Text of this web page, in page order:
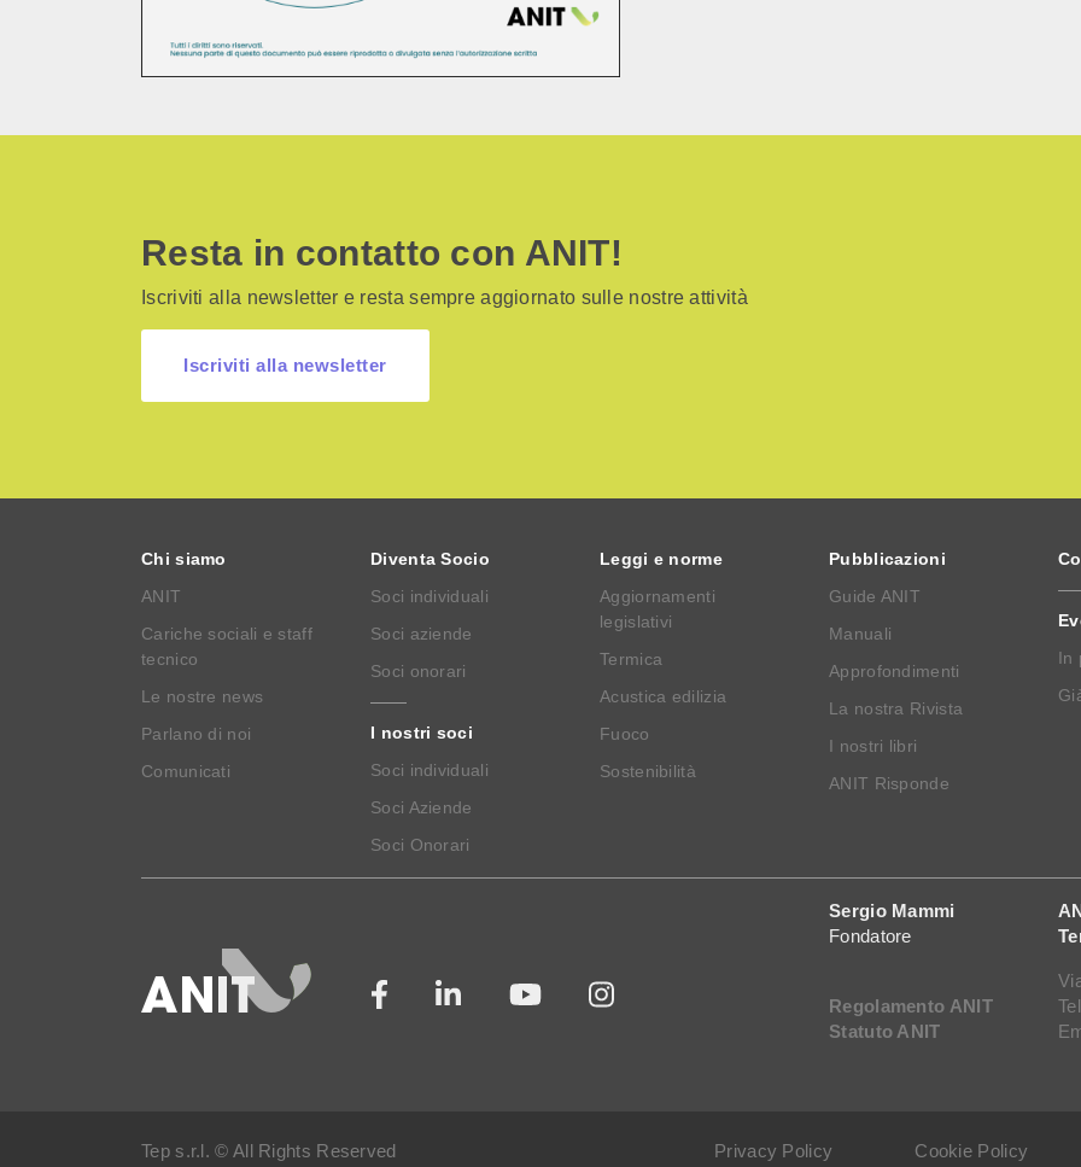
Resta in contatto con ANIT!
Iscriviti alla newsletter e resta sempre aggiornato sulle nostre attività
Iscriviti alla newsletter
Chi siamo
ANIT
Cariche sociali e staff
tecnico
Le nostre news
Parlano di noi
Comunicati
Diventa Socio
Soci individuali
Soci aziende
Soci onorari
I nostri soci
Soci individuali
Soci Aziende
Soci Onorari
Leggi e norme
Aggiornamenti
legislativi
Termica
Acustica edilizia
Fuoco
Sostenibilità
Pubblicazioni
Guide ANIT
Manuali
Approfondimenti
La nostra Rivista
I nostri libri
ANIT Risponde
In
Sergio Mammi
Fondatore
Regolamento ANIT
Statuto ANIT
Tep s.r.l. © All Rights Reserved Privacy Policy Cookie Policy